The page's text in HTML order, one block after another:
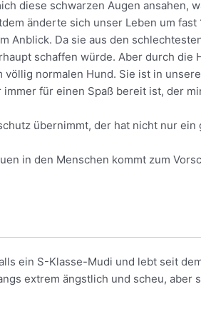
diese schwarzen Augen ansahen,
änderte sich unser Leben um fast
Anblick. Da sie aus den
schaffen würde. Aber durch
normalen Hund. Sie ist in
für einen Spaß bereit ist, der
übernimmt, der hat nicht nur
in den Menschen kommt zum
ein S-Klasse-Mudi und lebt seit
extrem ängstlich und scheu,